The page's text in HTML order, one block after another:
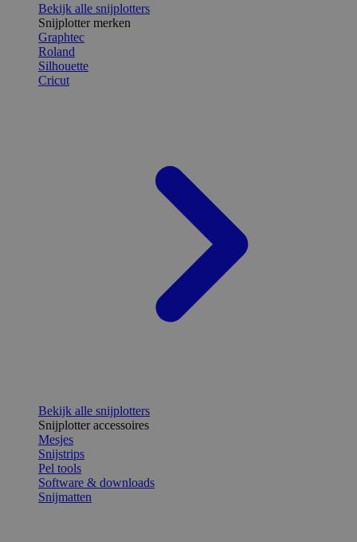
Bekijk alle snijplotters
Snijplotter merken
Graphtec
Roland
Silhouette
Cricut
Bekijk alle snijplotters
Snijplotter accessoires
Mesjes
Snijstrips
Pel tools
Software & downloads
Snijmatten